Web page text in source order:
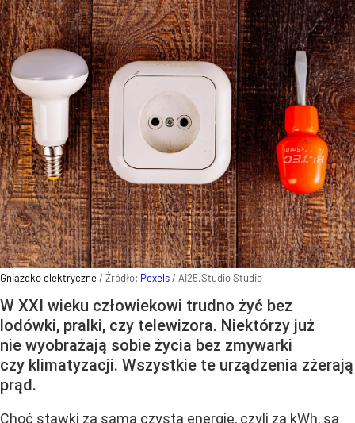
Gniazdko elektryczne/ Źródło: Pexels/ AI25.Studio Studio
W XXI wieku człowiekowi trudno żyć bez
lodówki, pralki, czy telewizora. Niektórzy już
nie wyobrażają sobie życia bez zmywarki
czy klimatyzacji. Wszystkie te urządzenia zżerają
prąd.
Choć stawki za samą czystą energię, czyli za kWh, są